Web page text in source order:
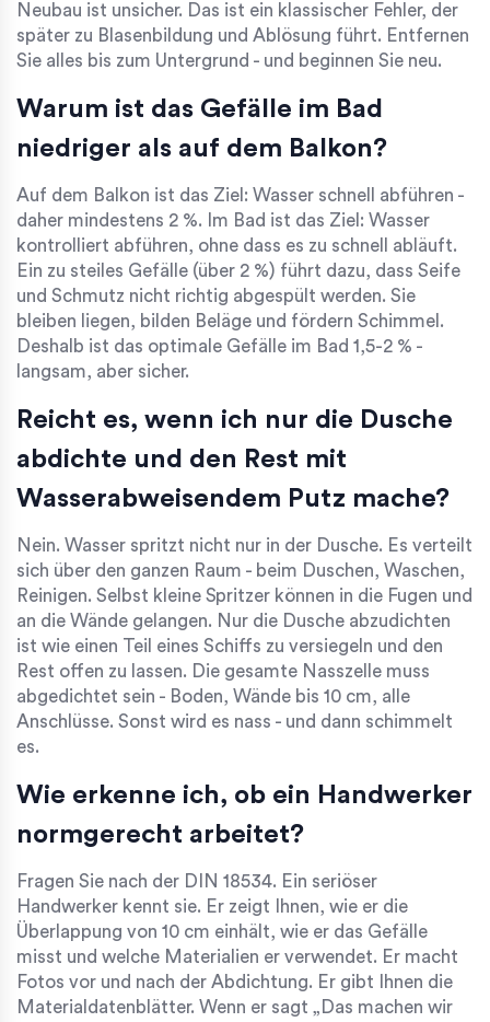
Neubau ist unsicher. Das ist ein klassischer Fehler, der
später zu Blasenbildung und Ablösung führt. Entfernen
Sie alles bis zum Untergrund - und beginnen Sie neu.
Warum ist das Gefälle im Bad
niedriger als auf dem Balkon?
Auf dem Balkon ist das Ziel: Wasser schnell abführen -
daher mindestens 2 %. Im Bad ist das Ziel: Wasser
kontrolliert abführen, ohne dass es zu schnell abläuft.
Ein zu steiles Gefälle (über 2 %) führt dazu, dass Seife
und Schmutz nicht richtig abgespült werden. Sie
bleiben liegen, bilden Beläge und fördern Schimmel.
Deshalb ist das optimale Gefälle im Bad 1,5-2 % -
langsam, aber sicher.
Reicht es, wenn ich nur die Dusche
abdichte und den Rest mit
Wasserabweisendem Putz mache?
Nein. Wasser spritzt nicht nur in der Dusche. Es verteilt
sich über den ganzen Raum - beim Duschen, Waschen,
Reinigen. Selbst kleine Spritzer können in die Fugen und
an die Wände gelangen. Nur die Dusche abzudichten
ist wie einen Teil eines Schiffs zu versiegeln und den
Rest offen zu lassen. Die gesamte Nasszelle muss
abgedichtet sein - Boden, Wände bis 10 cm, alle
Anschlüsse. Sonst wird es nass - und dann schimmelt
es.
Wie erkenne ich, ob ein Handwerker
normgerecht arbeitet?
Fragen Sie nach der DIN 18534. Ein seriöser
Handwerker kennt sie. Er zeigt Ihnen, wie er die
Überlappung von 10 cm einhält, wie er das Gefälle
misst und welche Materialien er verwendet. Er macht
Fotos vor und nach der Abdichtung. Er gibt Ihnen die
Materialdatenblätter. Wenn er sagt „Das machen wir